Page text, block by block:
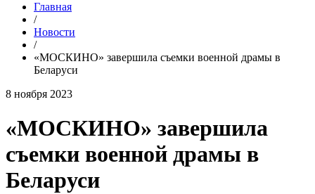
Главная
/
Новости
/
«МОСКИНО» завершила съемки военной драмы в
Беларуси
8 ноября 2023
«МОСКИНО» завершила
съемки военной драмы в
Беларуси